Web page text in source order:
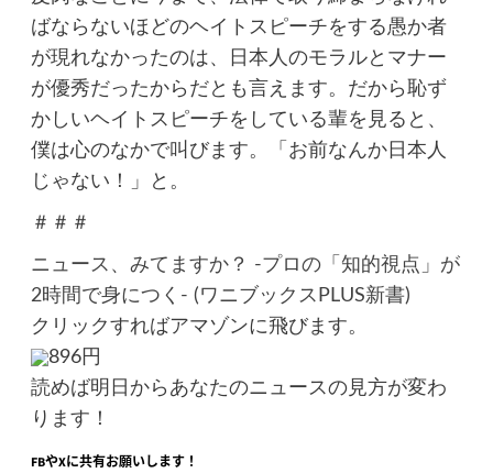
ばならないほどのヘイトスピーチをする愚か者
が現れなかったのは、日本人のモラルとマナー
が優秀だったからだとも言えます。だから恥ず
かしいヘイトスピーチをしている輩を見ると、
僕は心のなかで叫びます。「お前なんか日本人
じゃない！」と。
＃＃＃
ニュース、みてますか？ -プロの「知的視点」が
2時間で身につく- (ワニブックスPLUS新書)
クリックすればアマゾンに飛びます。
896円
読めば明日からあなたのニュースの見方が変わ
ります！
FBやXに共有お願いします！